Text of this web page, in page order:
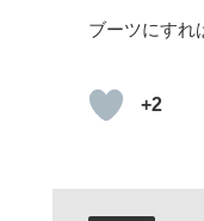
ブーツにすれ
+2